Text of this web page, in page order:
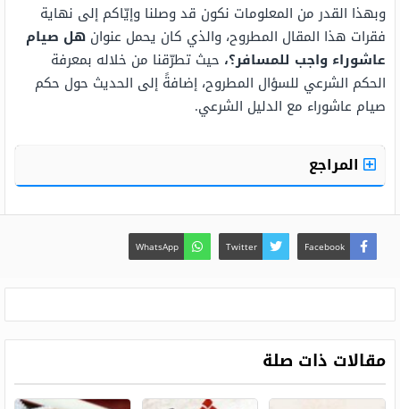
وبهذا القدر من المعلومات نكون قد وصلنا وإيّاكم إلى نهاية
فقرات هذا المقال المطروح، والذي كان يحمل عنوان هل صيام
عاشوراء واجب للمسافر؟، حيث تطرّقنا من خلاله بمعرفة
الحكم الشرعي للسؤال المطروح، إضافةً إلى الحديث حول حكم
صيام عاشوراء مع الدليل الشرعي.
المراجع
Facebook
Twitter
WhatsApp
مقالات ذات صلة